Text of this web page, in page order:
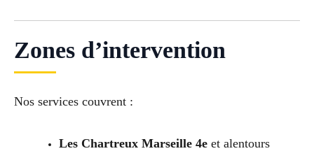
Zones d’intervention
Nos services couvrent :
Les Chartreux Marseille 4eet alentours